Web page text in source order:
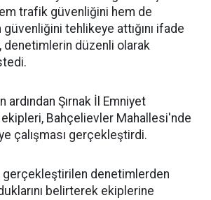
trafik güvenliğini hem de
güvenliğini tehlikeye attığını ifade
denetimlerin düzenli olarak
ardından Şırnak İl Emniyet
Bahçelievler Mahallesi'nde
çalışması gerçekleştirdi.
gerçekleştirilen denetimlerden
belirterek ekiplerine